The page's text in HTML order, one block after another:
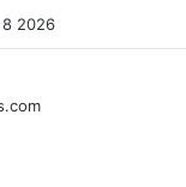
2026